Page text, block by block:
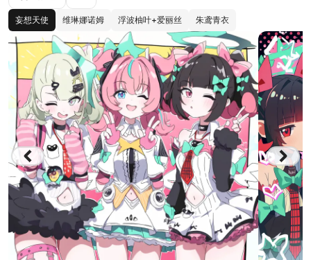
妄想天使 维琳娜诺姆 浮波柚叶+爱丽丝 朱鸢青衣